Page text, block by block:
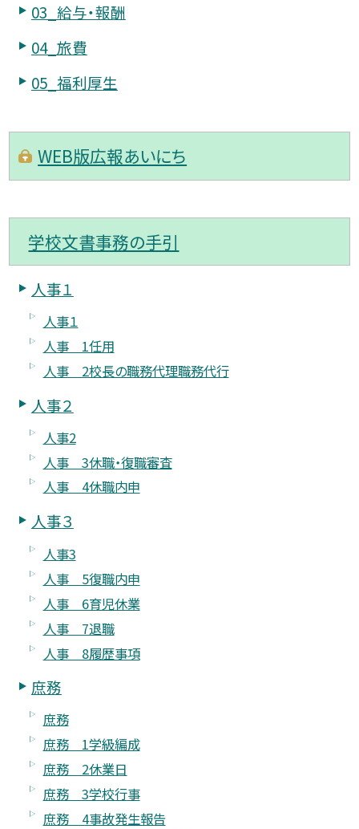
03_給与・報酬
04_旅費
05_福利厚生
WEB版広報あいにち
学校文書事務の手引
人事１
人事１
人事 1任用
人事 2校長の職務代理職務代行
人事２
人事2
人事 3休職・復職審査
人事 4休職内申
人事３
人事3
人事 5復職内申
人事 6育児休業
人事 7退職
人事 8履歴事項
庶務
庶務
庶務 1学級編成
庶務 2休業日
庶務 3学校行事
庶務 4事故発生報告